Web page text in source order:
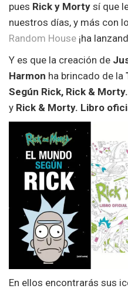
pues Rick y Morty sí que
nuestros días, y más con
Random House ¡ha
Y es que la creación de
Harmon ha brincado de la
Según Rick, Rick &
y Rick & Morty. Libro
En ellos encontrarás sus